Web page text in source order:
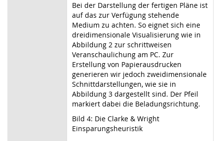
Bei der Darstellung der fertigen Pläne ist
auf das zur Verfügung stehende
Medium zu achten. So eignet sich eine
dreidimensionale Visualisierung wie in
Abbildung 2 zur schrittweisen
Veranschaulichung am PC. Zur
Erstellung von Papierausdrucken
generieren wir jedoch zweidimensionale
Schnittdarstellungen, wie sie in
Abbildung 3 dargestellt sind. Der Pfeil
markiert dabei die Beladungsrichtung.
Bild 4: Die Clarke & Wright
Einsparungsheuristik